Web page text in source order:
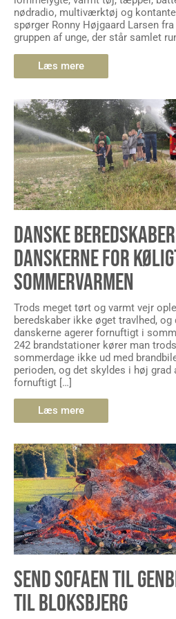
nødradio, multiværktøj og
spørger Ronny Højgaard Larsen
gruppen af unge, der står samlet
Læs mere
DANSKE
DANSKERNE FOR
SOMMERVARMEN
Trods meget tørt og varmt vejr
beredskaber ikke øget travlhed,
danskerne agerer fornuftigt i
242 brandstationer kører man
sommerdage ikke ud med
perioden, og det skyldes i høj
fornuftigt […]
Læs mere
SEND SOFAEN TIL
TIL BLOKSBJERG